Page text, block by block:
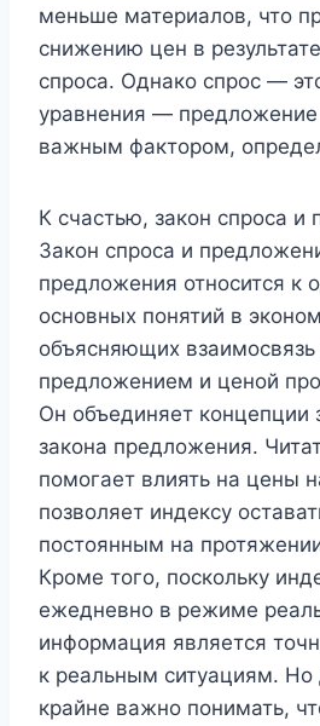
меньше материалов, что
снижению цен в
спроса. Однако спрос —
уравнения — предложение
важным фактором,
К счастью, закон спроса и
Закон спроса и
предложения относится к
основных понятий в
объясняющих
предложением и ценой
Он объединяет концепции
закона предложения.
помогает влиять на цены
позволяет индексу
постоянным на
Кроме того, поскольку
ежедневно в режиме
информация является
к реальным ситуациям. Но
крайне важно понимать,